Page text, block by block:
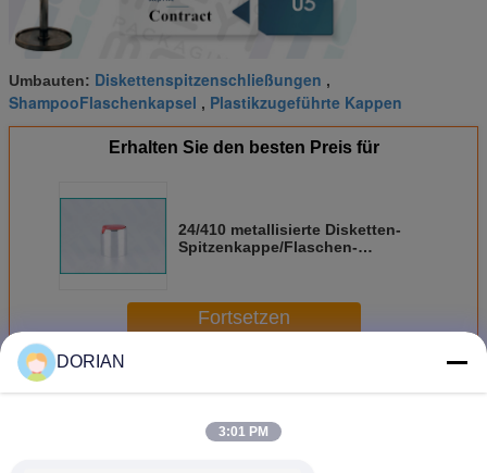
Umbauten: Diskettenspitzenschließungen ,
ShampooFlaschenkapsel , Plastikzugeführte Kappen
Erhalten Sie den besten Preis für
24/410 metallisierte Disketten-
Spitzenkappe/Flaschen-
Fortsetzen
Mehr
DORIAN
3:01 PM